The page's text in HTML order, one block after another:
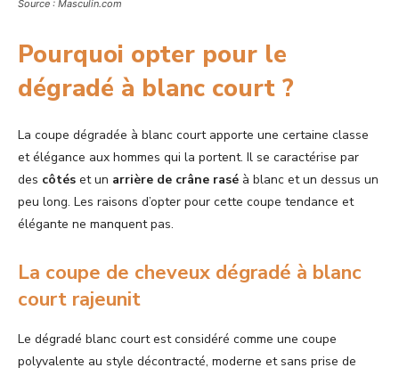
Source : Masculin.com
Pourquoi opter pour le
dégradé à blanc court ?
La coupe dégradée à blanc court apporte une certaine classe
et élégance aux hommes qui la portent. Il se caractérise par
des côtés et un arrière de crâne rasé à blanc et un dessus un
peu long. Les raisons d’opter pour cette coupe tendance et
élégante ne manquent pas.
La coupe de cheveux dégradé à blanc
court rajeunit
Le dégradé blanc court est considéré comme une coupe
polyvalente au style décontracté, moderne et sans prise de